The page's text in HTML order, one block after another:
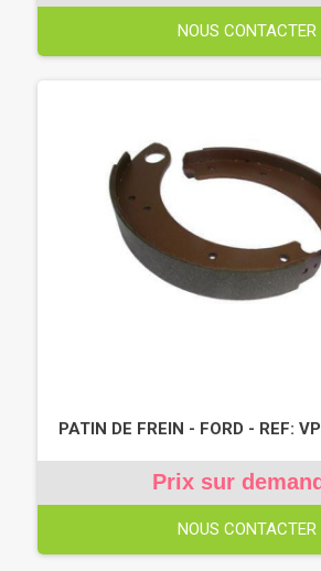
NOUS CONTACTER
PATIN DE FREIN - FORD - REF:
Prix sur
NOUS CONTACTER